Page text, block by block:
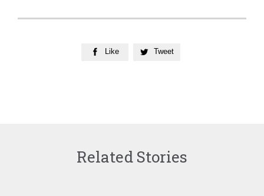
 Like  Tweet
Related Stories